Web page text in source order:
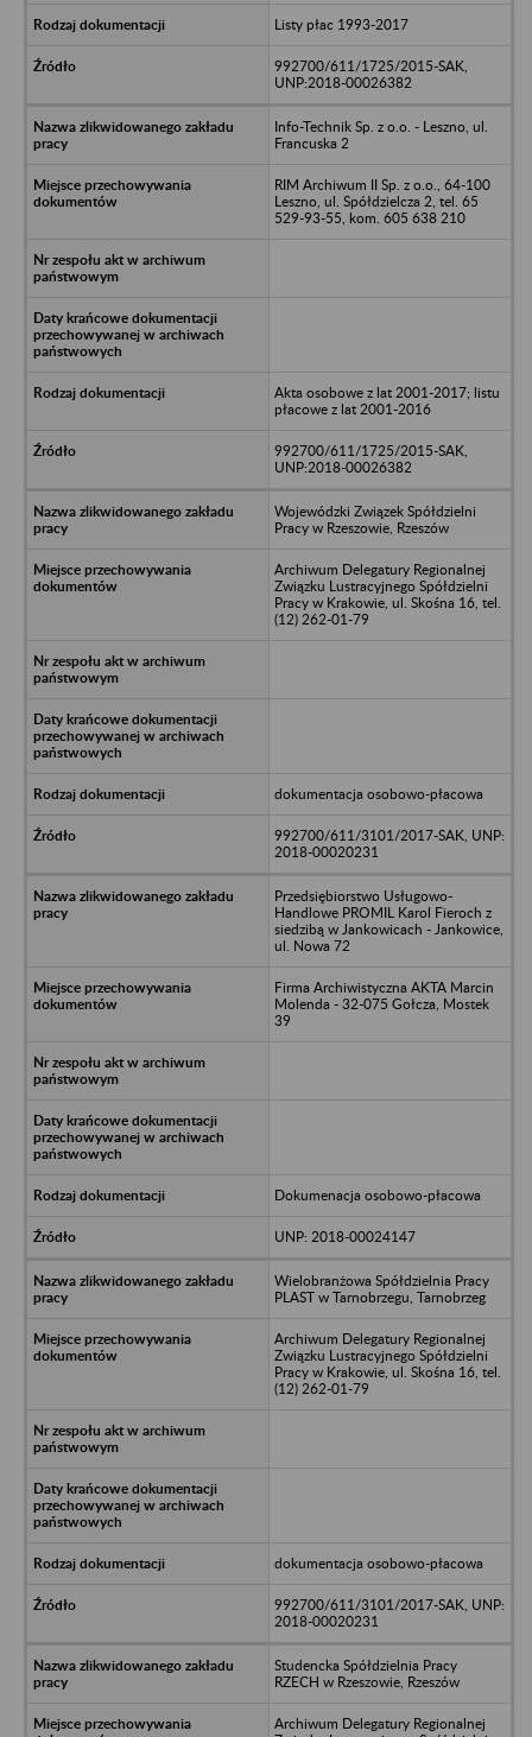
Listy płac 1993-2017
992700/611/1725/2015-SAK,
UNP:2018-00026382
Info-Technik Sp. z o.o. - Leszno, ul.
Francuska 2
RIM Archiwum II Sp. z o.o., 64-100
Leszno, ul. Spółdzielcza 2, tel. 65
529-93-55, kom. 605 638 210
Akta osobowe z lat 2001-2017; listu
płacowe z lat 2001-2016
992700/611/1725/2015-SAK,
UNP:2018-00026382
Wojewódzki Związek Spółdzielni
Pracy w Rzeszowie, Rzeszów
Archiwum Delegatury Regionalnej
Związku Lustracyjnego Spółdzielni
Pracy w Krakowie, ul. Skośna 16, tel.
(12) 262-01-79
dokumentacja osobowo-płacowa
992700/611/3101/2017-SAK, UNP:
2018-00020231
Przedsiębiorstwo Usługowo-
Handlowe PROMIL Karol Fieroch z
siedzibą w Jankowicach - Jankowice,
ul. Nowa 72
Firma Archiwistyczna AKTA Marcin
Molenda - 32-075 Gołcza, Mostek
39
Dokumenacja osobowo-płacowa
UNP: 2018-00024147
Wielobranżowa Spółdzielnia Pracy
PLAST w Tarnobrzegu, Tarnobrzeg
Archiwum Delegatury Regionalnej
Związku Lustracyjnego Spółdzielni
Pracy w Krakowie, ul. Skośna 16, tel.
(12) 262-01-79
dokumentacja osobowo-płacowa
992700/611/3101/2017-SAK, UNP:
2018-00020231
Studencka Spółdzielnia Pracy
RZECH w Rzeszowie, Rzeszów
Archiwum Delegatury Regionalnej